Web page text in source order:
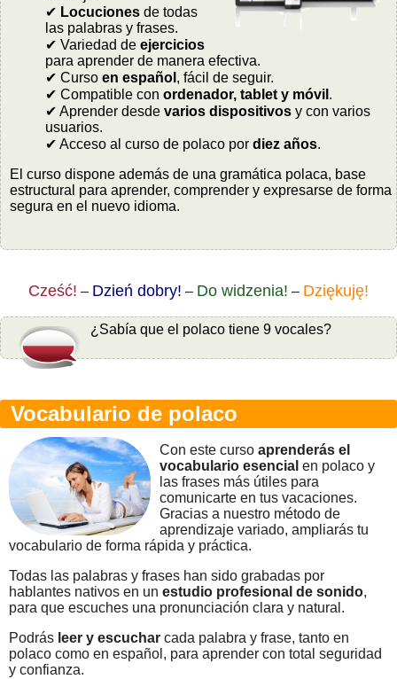
✔ Locuciones de todas
las palabras y frases.
✔ Variedad de ejercicios
para aprender de manera efectiva.
✔ Curso en español , fácil de seguir.
✔ Compatible con ordenador, tablet y móvil .
✔ Aprender desde varios dispositivos y con varios
usuarios.
✔ Acceso al curso de polaco por diez años.
El curso dispone además de una gramática polaca, base
estructural para aprender, comprender y expresarse de forma
segura en el nuevo idioma.
Cześć! – Dzień dobry! – Do widzenia! – Dziękuję!
¿Sabía que el polaco tiene 9 vocales?
Vocabulario de polaco
Con este curso aprenderás el
vocabulario esencial en polaco y
las frases más útiles para
comunicarte en tus vacaciones.
Gracias a nuestro método de
aprendizaje variado, ampliarás tu
vocabulario de forma rápida y práctica.
Todas las palabras y frases han sido grabadas por
hablantes nativos en un estudio profesional de sonido,
para que escuches una pronunciación clara y natural.
Podrás leer y escuchar cada palabra y frase, tanto en
polaco como en español, para aprender con total seguridad
y confianza.